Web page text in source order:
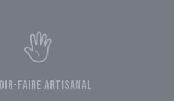
FAIRE ARTISANAL